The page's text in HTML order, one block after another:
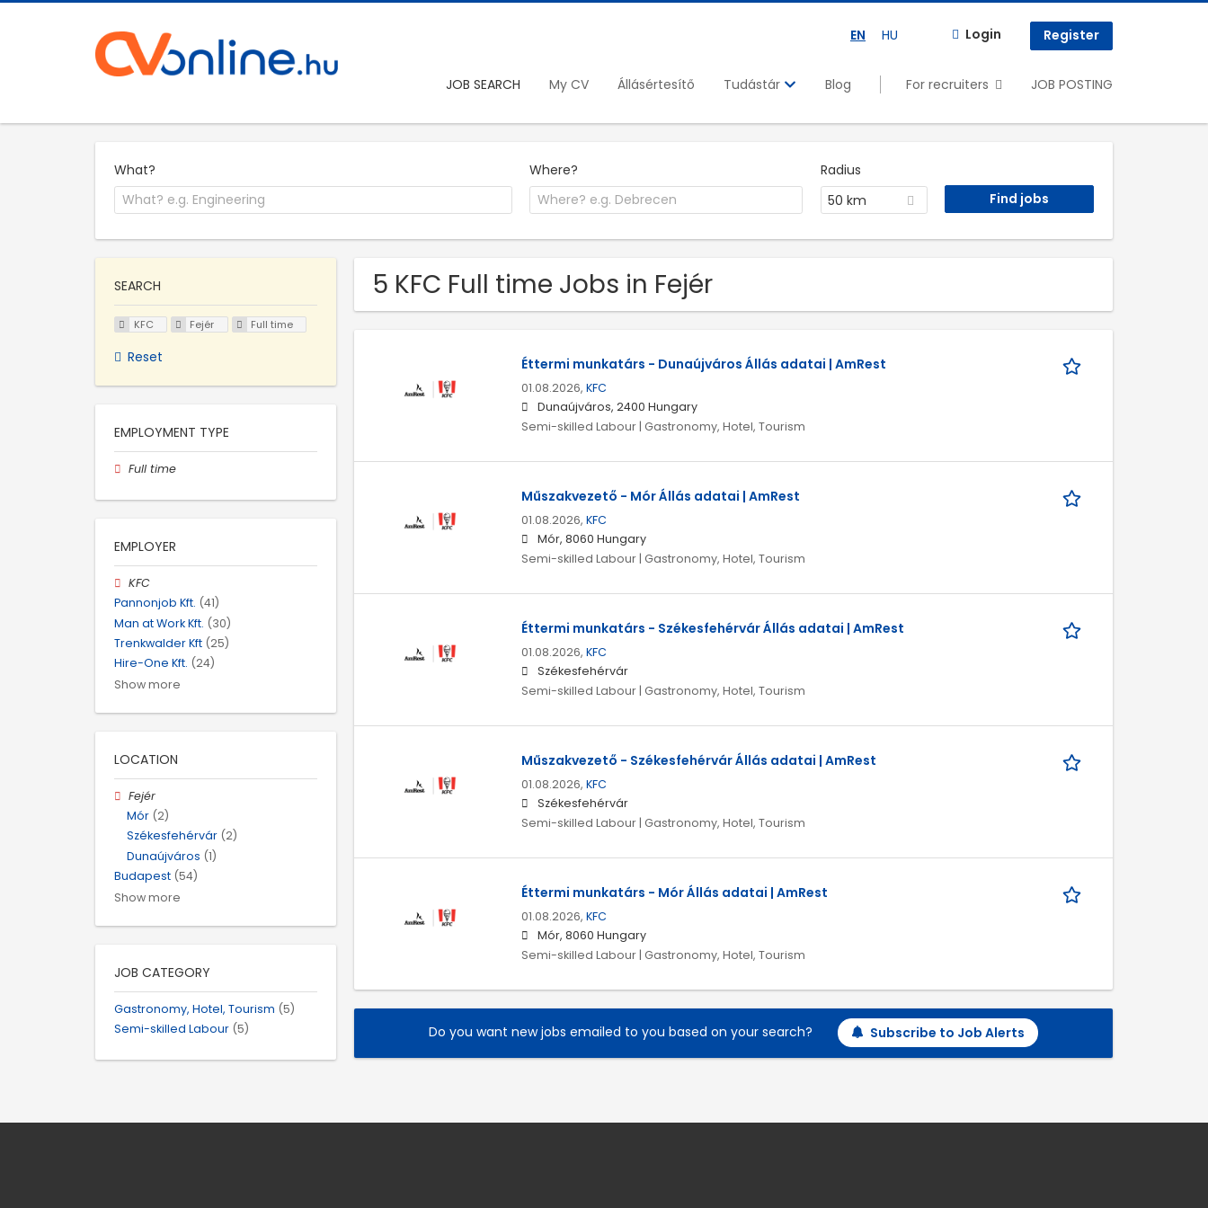
EN HU Login Register
JOB SEARCH My CV Állásértesítő Tudástár Blog For recruiters JOB POSTING
What? Where?
Radius
50 km
5 KFC Full time Jobs in Fejér
Éttermi munkatárs - Dunaújváros Állás adatai | AmRest
01.08.2026, KFC
Dunaújváros, 2400 Hungary
Semi-skilled Labour | Gastronomy, Hotel, Tourism
Műszakvezető - Mór Állás adatai | AmRest
01.08.2026, KFC
Mór, 8060 Hungary
Semi-skilled Labour | Gastronomy, Hotel, Tourism
Éttermi munkatárs - Székesfehérvár Állás adatai | AmRest
01.08.2026, KFC
Székesfehérvár
Semi-skilled Labour | Gastronomy, Hotel, Tourism
Műszakvezető - Székesfehérvár Állás adatai | AmRest
01.08.2026, KFC
Székesfehérvár
Semi-skilled Labour | Gastronomy, Hotel, Tourism
Éttermi munkatárs - Mór Állás adatai | AmRest
01.08.2026, KFC
Mór, 8060 Hungary
Semi-skilled Labour | Gastronomy, Hotel, Tourism
Do you want new jobs emailed to you based on your search? Subscribe to Job Alerts
SEARCH
KFC Fejér Full time
Reset
EMPLOYMENT TYPE
Full time
EMPLOYER
KFC
Pannonjob Kft. (41)
Man at Work Kft. (30)
Trenkwalder Kft (25)
Hire-One Kft. (24)
Show more
LOCATION
Fejér
Mór (2)
Székesfehérvár (2)
Dunaújváros (1)
Budapest (54)
Show more
JOB CATEGORY
Gastronomy, Hotel, Tourism (5)
Semi-skilled Labour (5)